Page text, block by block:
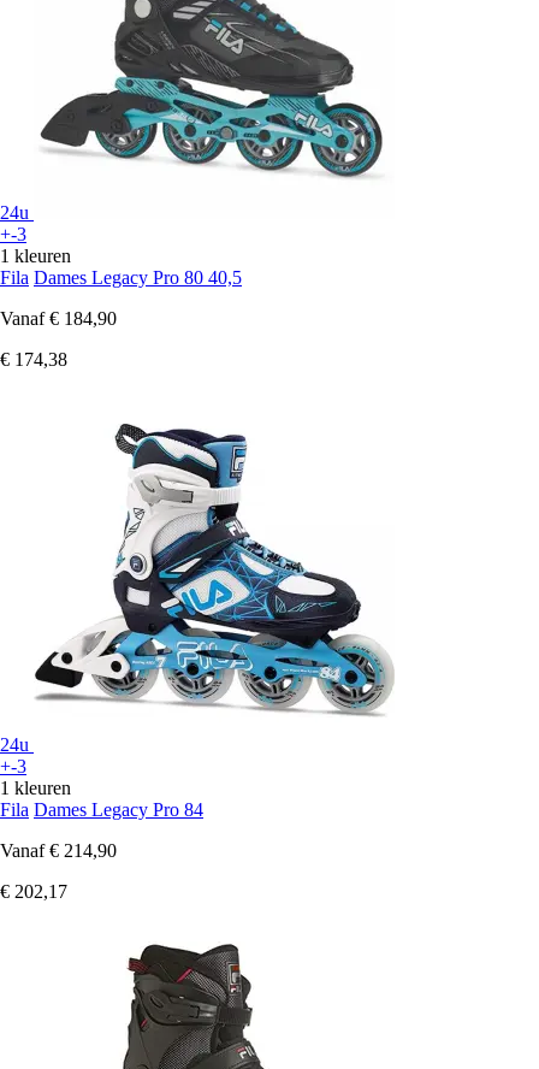
24u
+-3
1 kleuren
Fila Dames Legacy Pro 80 40,5
Vanaf € 184,90
€ 174,38
24u
+-3
1 kleuren
Fila Dames Legacy Pro 84
Vanaf € 214,90
€ 202,17